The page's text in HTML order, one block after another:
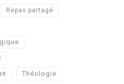
Repas partagé
Théologie